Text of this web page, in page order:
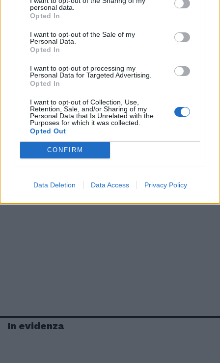
personal data.
Opted In
I want to opt-out of the Sale of my
Personal Data.
Opted In
I want to opt-out of processing my
Personal Data for Targeted Advertising.
Opted In
I want to opt-out of Collection, Use,
Retention, Sale, and/or Sharing of my
Personal Data that Is Unrelated with the
Purposes for which it was collected.
Opted Out
CONFIRM
Data Deletion Data Access Privacy Policy
In evidenza